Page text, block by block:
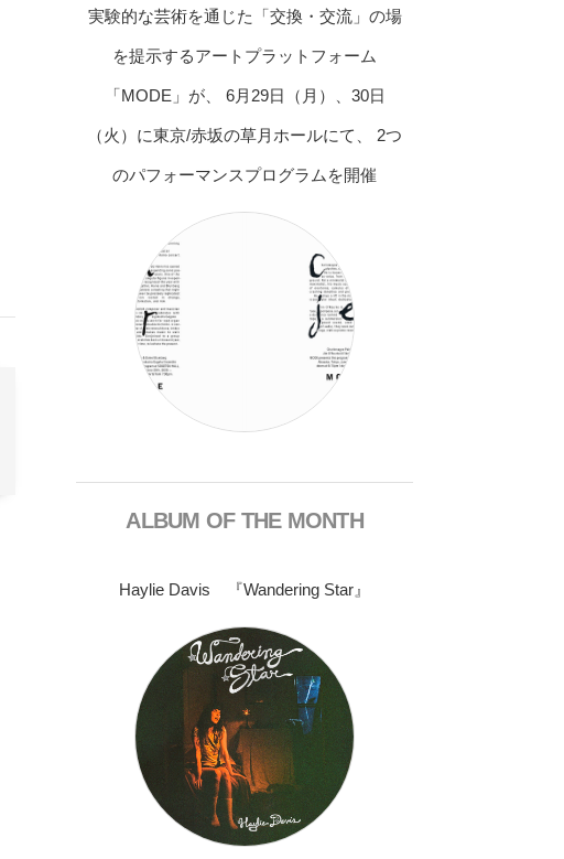
実験的な芸術を通じた「交換・交流」の場
を提示するアートプラットフォーム
「MODE」が、 6月29日（月）、30日
（火）に東京/赤坂の草月ホールにて、 2つ
のパフォーマンスプログラムを開催
ALBUM OF THE MONTH
Haylie Davis 『Wandering Star』